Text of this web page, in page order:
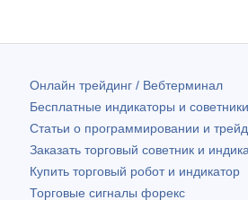
Онлайн трейдинг / Вебтерминал
Бесплатные индикаторы и советники
Статьи о программировании и
Заказать торговый советник и
Купить торговый робот и индикатор
Торговые сигналы форекс